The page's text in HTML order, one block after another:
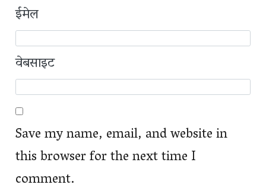
ईमेल
वेबसाइट
Save my name, email, and website in
this browser for the next time I
comment.